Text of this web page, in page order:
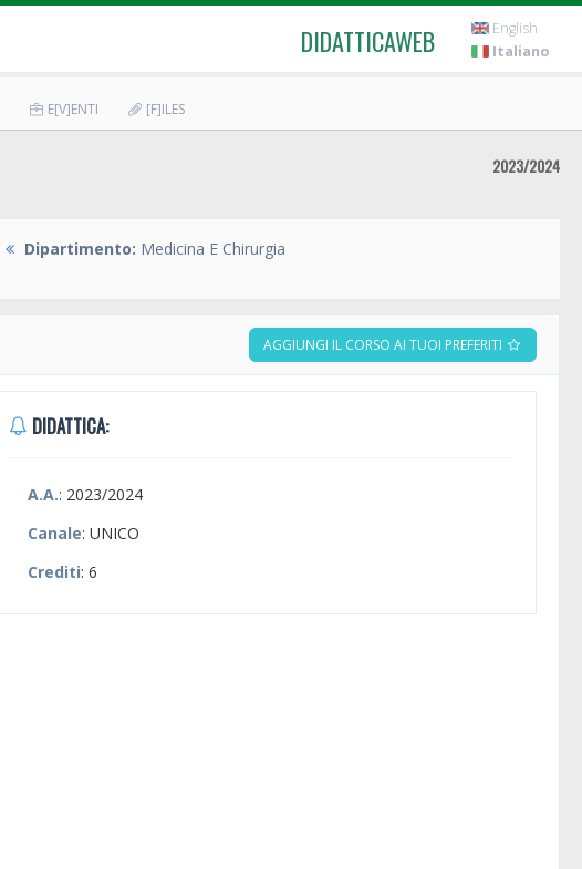
DIDATTICAWEB
English
Italiano
E[V]ENTI [F]ILES
2023/2024
Dipartimento: Medicina E Chirurgia
AGGIUNGI IL CORSO AI TUOI PREFERITI
DIDATTICA:
A.A.: 2023/2024
Canale: UNICO
Crediti: 6